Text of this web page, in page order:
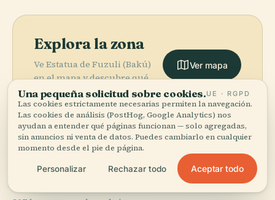
Explora la zona
Ve Estatua de Fuzuli (Bakú)
en el mapa y descubre qué
hay cerca.
Ver mapa
More in Bakú.PLACE
Teatro de
Ópera y Ballet
PLACE
Una pequeña solicitud sobre cookies.UE · RGPD
Las cookies estrictamente necesarias permiten la navegación.
Las cookies de análisis (PostHog, Google Analytics) nos
ayudan a entender qué páginas funcionan — solo agregadas,
sin anuncios ni venta de datos. Puedes cambiarlo en cualquier
momento desde el pie de página.
Personalizar Rechazar todo Aceptar todo